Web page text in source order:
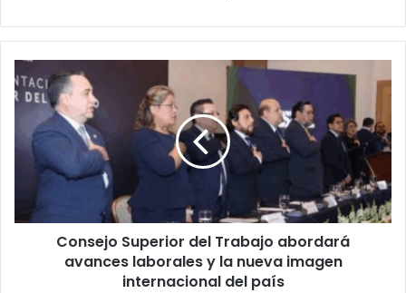
Superior
del
Trabajo
abordará
avances
la
Consejo Superior del Trabajo abordará
avances laborales y la nueva imagen
internacional del país